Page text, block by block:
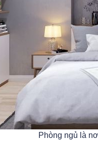
Phòng ngủ là